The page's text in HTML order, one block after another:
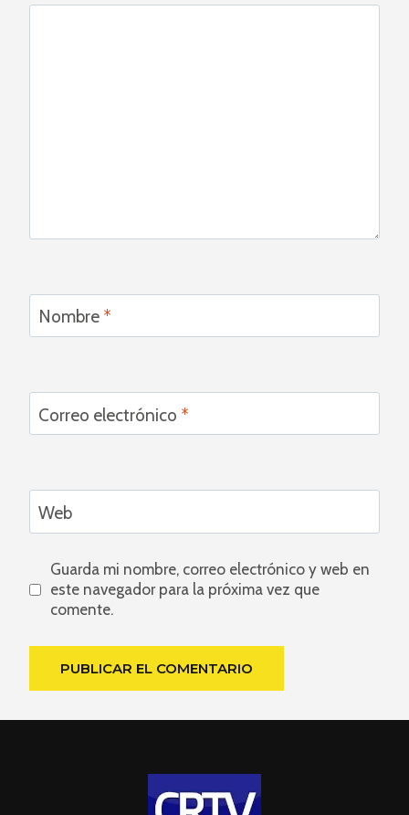
Nombre *
Correo electrónico *
Web
Guarda mi nombre, correo electrónico y web en
este navegador para la próxima vez que
comente.